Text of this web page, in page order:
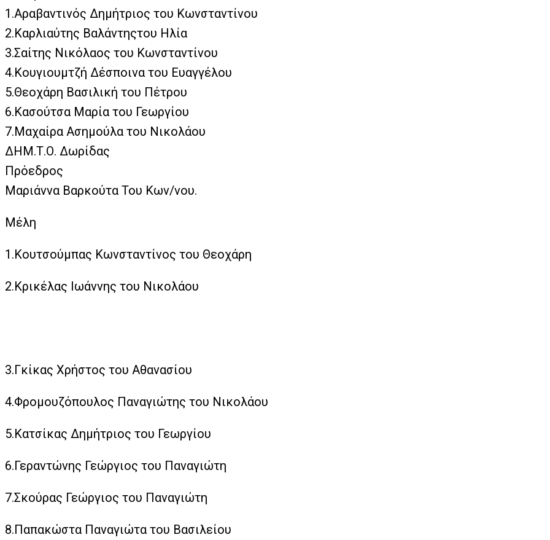
1.Αραβαντινός Δημήτριος του Κωνσταντίνου
2.Καρλιαύτης Βαλάντηςτου Ηλία
3.Σαίτης Νικόλαος του Κωνσταντίνου
4.Κουγιουμτζή Δέσποινα του Ευαγγέλου
5.Θεοχάρη Βασιλική του Πέτρου
6.Κασούτσα Μαρία του Γεωργίου
7.Μαχαίρα Ασημούλα του Νικολάου
ΔΗΜ.Τ.Ο. Δωρίδας
Πρόεδρος
Μαριάννα Βαρκούτα Του Κων/νου.
Μέλη
1.Κουτσούμπας Κωνσταντίνος του Θεοχάρη
2.Κρικέλας Ιωάννης του Νικολάου
3.Γκίκας Χρήστος του Αθανασίου
4.Φρομουζόπουλος Παναγιώτης του Νικολάου
5.Κατσίκας Δημήτριος του Γεωργίου
6.Γεραντώνης Γεώργιος του Παναγιώτη
7.Σκούρας Γεώργιος του Παναγιώτη
8.Παπακώστα Παναγιώτα του Βασιλείου